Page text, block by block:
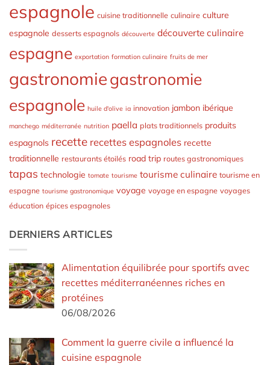
espagnole cuisine traditionnelle culinaire culture
espagnole desserts espagnols découverte découverte culinaire
espagne exportation formation culinaire fruits de mer
gastronomiegastronomie
espagnole huile d'olive ia innovation jambon ibérique
manchego méditerranée nutrition paella plats traditionnels produits
espagnols recette recettes espagnoles recette
traditionnelle restaurants étoilés road trip routes gastronomiques
tapas technologie tomate tourisme tourisme culinaire tourisme en
espagne tourisme gastronomique voyage voyage en espagne voyages
éducation épices espagnoles
DERNIERS ARTICLES
Alimentation équilibrée pour sportifs avec
recettes méditerranéennes riches en
protéines
06/08/2026
Comment la guerre civile a influencé la
cuisine espagnole